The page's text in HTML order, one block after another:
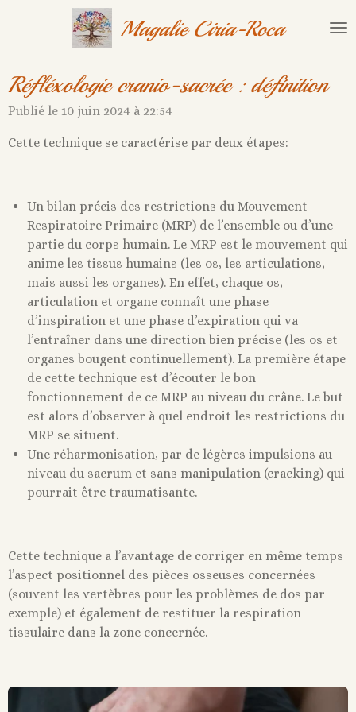
principal
Magalie Ciria-Roca
Réfléxologie cranio-sacrée : définition
Publié le 10 juin 2024 à 22:54
Cette technique se caractérise par deux étapes:
Un bilan précis des restrictions du Mouvement
Respiratoire Primaire (MRP) de l’ensemble ou d’une
partie du corps humain. Le MRP est le mouvement qui
anime les tissus humains (les os, les articulations,
mais aussi les organes). En effet, chaque os,
articulation et organe connaît une phase
d’inspiration et une phase d’expiration qui va
l’entraîner dans une direction bien précise (les os et
organes bougent continuellement). La première étape
de cette technique est d’écouter le bon
fonctionnement de ce MRP au niveau du crâne. Le but
est alors d’observer à quel endroit les restrictions du
MRP se situent.
Une réharmonisation, par de légères impulsions au
niveau du sacrum et sans manipulation (cracking) qui
pourrait être traumatisante.
Cette technique a l’avantage de corriger en même temps
l’aspect positionnel des pièces osseuses concernées
(souvent les vertèbres pour les problèmes de dos par
exemple) et également de restituer la respiration
tissulaire dans la zone concernée.